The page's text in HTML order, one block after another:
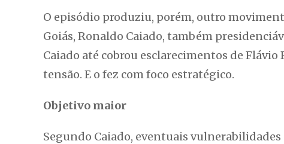
O episódio produziu, porém, outro
Goiás, Ronaldo Caiado, também
Caiado até cobrou esclarecimentos de
tensão. E o fez com foco estratégico.
Objetivo maior
Segundo Caiado, eventuais